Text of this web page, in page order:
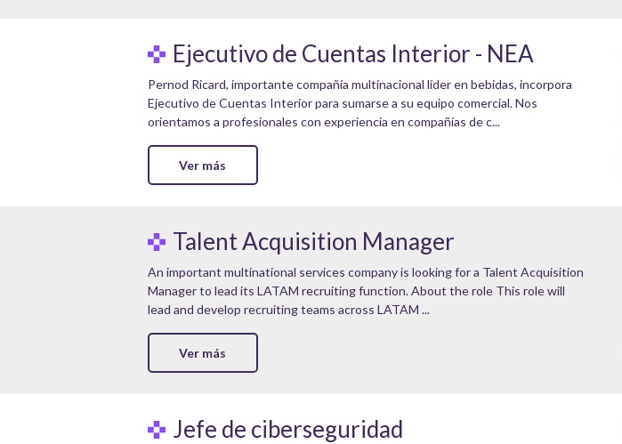
Ejecutivo de Cuentas Interior - NEA
Pernod Ricard, importante compañía multinacional líder en bebidas, incorpora
Ejecutivo de Cuentas Interior para sumarse a su equipo comercial. Nos
orientamos a profesionales con experiencia en compañías de c...
Ver más
Talent Acquisition Manager
An important multinational services company is looking for a Talent Acquisition
Manager to lead its LATAM recruiting function. About the role This role will
lead and develop recruiting teams across LATAM ...
Ver más
Jefe de ciberseguridad